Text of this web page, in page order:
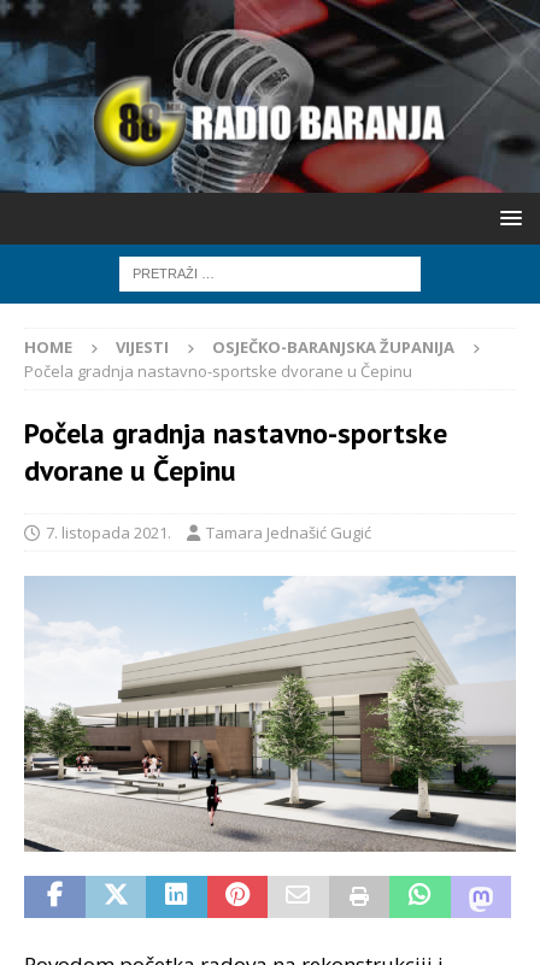
HOME VIJESTI
OSJEČKO-BARANJSKA ŽUPANIJA
Počela gradnja nastavno-sportske dvorane u Čepinu
Počela gradnja nastavno-sportske
dvorane u Čepinu
7. listopada 2021. Tamara Jednašić Gugić